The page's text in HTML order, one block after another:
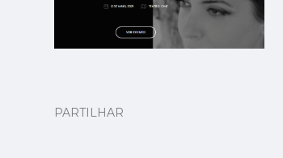
PARTILHAR